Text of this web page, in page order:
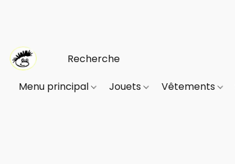
Menu principal Jouets Vêtements